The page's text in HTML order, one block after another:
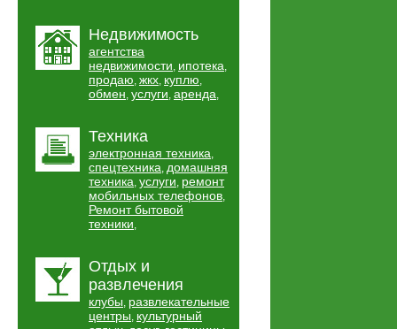
Недвижимость
агентства
недвижимости, ипотека,
продаю, жкх, куплю,
обмен, услуги, аренда,
Техника
электронная техника,
спецтехника, домашняя
техника, услуги, ремонт
мобильных телефонов,
Ремонт бытовой
техники,
Отдых и
развлечения
клубы, развлекательные
центры, культурный